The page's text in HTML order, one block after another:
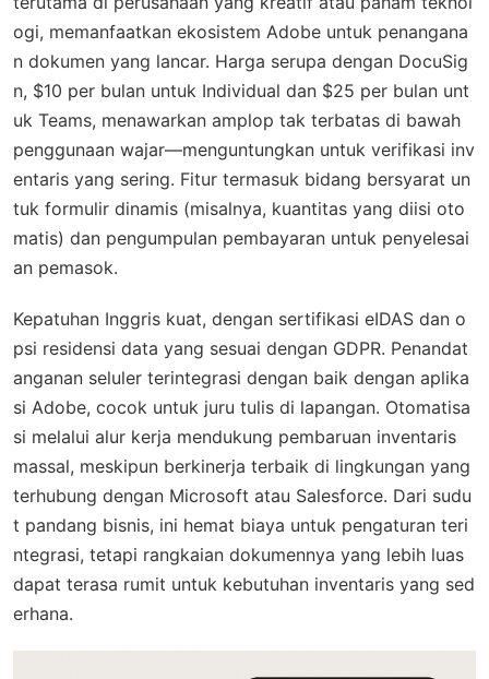
ogi, memanfaatkan ekosistem Adobe untuk penangana
n dokumen yang lancar. Harga serupa dengan DocuSig
n, $10 per bulan untuk Individual dan $25 per bulan unt
uk Teams, menawarkan amplop tak terbatas di bawah
penggunaan wajar—menguntungkan untuk verifikasi inv
entaris yang sering. Fitur termasuk bidang bersyarat un
tuk formulir dinamis (misalnya, kuantitas yang diisi oto
matis) dan pengumpulan pembayaran untuk penyelesai
an pemasok.
Kepatuhan Inggris kuat, dengan sertifikasi eIDAS dan o
psi residensi data yang sesuai dengan GDPR. Penandat
anganan seluler terintegrasi dengan baik dengan aplika
si Adobe, cocok untuk juru tulis di lapangan. Otomatisa
si melalui alur kerja mendukung pembaruan inventaris
massal, meskipun berkinerja terbaik di lingkungan yang
terhubung dengan Microsoft atau Salesforce. Dari sudu
t pandang bisnis, ini hemat biaya untuk pengaturan teri
ntegrasi, tetapi rangkaian dokumennya yang lebih luas
dapat terasa rumit untuk kebutuhan inventaris yang sed
erhana.